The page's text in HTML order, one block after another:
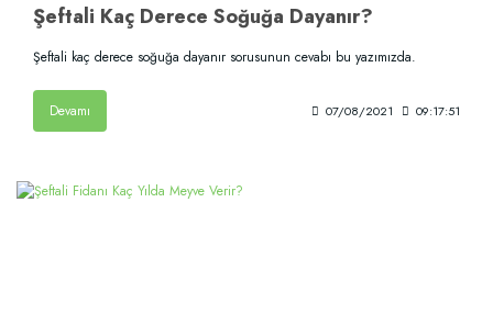
Şeftali Kaç Derece Soğuğa Dayanır?
Şeftali kaç derece soğuğa dayanır sorusunun cevabı bu yazımızda.
Devamı 07/08/2021 09:17:51